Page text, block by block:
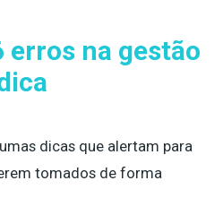
erros na gestão
dicas que alertam para
tomados de forma